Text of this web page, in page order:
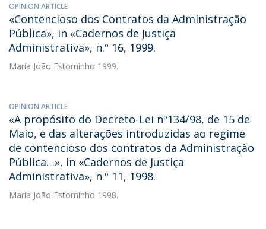
OPINION ARTICLE
«Contencioso dos Contratos da Administração
Pública», in «Cadernos de Justiça
Administrativa», n.º 16, 1999.
Maria João Estorninho 1999.
OPINION ARTICLE
«A propósito do Decreto-Lei nº134/98, de 15 de
Maio, e das alterações introduzidas ao regime
de contencioso dos contratos da Administração
Pública…», in «Cadernos de Justiça
Administrativa», n.º 11, 1998.
Maria João Estorninho 1998.